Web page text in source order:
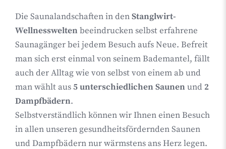
Die Saunalandschaften in denStanglwirt-
Wellnessweltenbeeindrucken selbst erfahrene
Saunagänger bei jedem Besuch aufs Neue. Befreit
man sich erst einmal von seinem Bademantel, fällt
auch der Alltag wie von selbst von einem ab und
man wählt aus5 unterschiedlichen Saunenund2
Dampfbädern.
Selbstverständlich können wir Ihnen einen Besuch
in allen unseren gesundheitsfördernden Saunen
und Dampfbädern nur wärmstens ans Herz legen.